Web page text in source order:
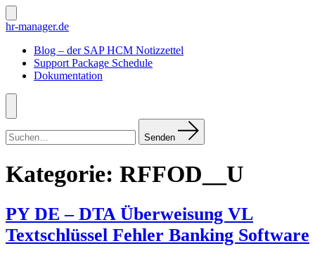
Zum
Inhalt
Suche
ein-/ausblenden
hr-manager.de
Blog – der SAP HCM Notizzettel
Support Package Schedule
Dokumentation
Menü
nach:
Senden
Kategorie: RFFOD__U
PY DE – DTA Überweisung VL
Textschlüssel Fehler Banking Software